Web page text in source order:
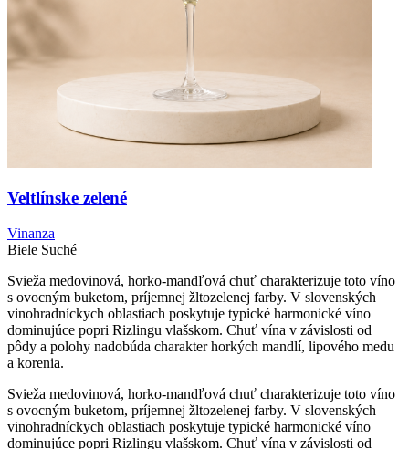
Veltlínske zelené
Vinanza
Biele Suché
Svieža medovinová, horko-mandľová chuť charakterizuje toto víno
s ovocným buketom, príjemnej žltozelenej farby. V slovenských
vinohradníckych oblastiach poskytuje typické harmonické víno
dominujúce popri Rizlingu vlašskom. Chuť vína v závislosti od
pôdy a polohy nadobúda charakter horkých mandlí, lipového medu
a korenia.
Svieža medovinová, horko-mandľová chuť charakterizuje toto víno
s ovocným buketom, príjemnej žltozelenej farby. V slovenských
vinohradníckych oblastiach poskytuje typické harmonické víno
dominujúce popri Rizlingu vlašskom. Chuť vína v závislosti od